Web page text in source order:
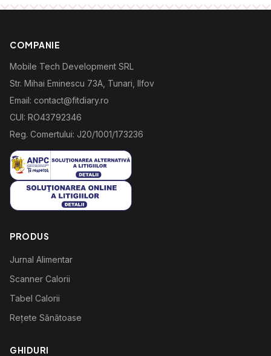
COMPANIE
Mobile Tech Development SRL
Str. Mihai Eminescu 73A, Tunari, Ilfov
Email: contact@fitdiary.ro
CUI: RO43792346
Reg. Comertului: J20/1001/173236
PRODUS
Jurnal Alimentar
Scanner Calorii
Tabel Calorii
Rețete Sănătoase
GHIDURI